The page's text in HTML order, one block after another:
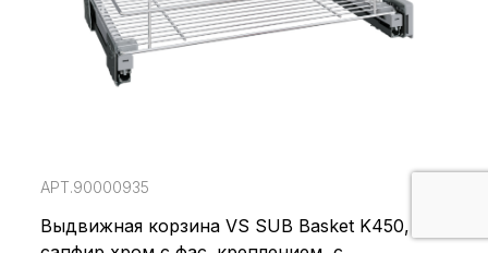
АРТ.90000935
Выдвижная корзина VS SUB Basket K450,